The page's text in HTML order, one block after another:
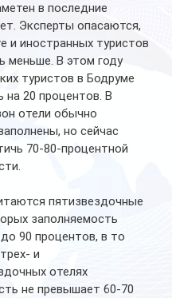
в последние
Эксперты опасаются,
и иностранных туристов
меньше. В этом году
туристов в Бодруме
на 20 процентов. В
отели обычно
но сейчас
70-80-процентной
пятизвездочные
заполняемость
90 процентов, в то
и
отелях
не превышает 60-70